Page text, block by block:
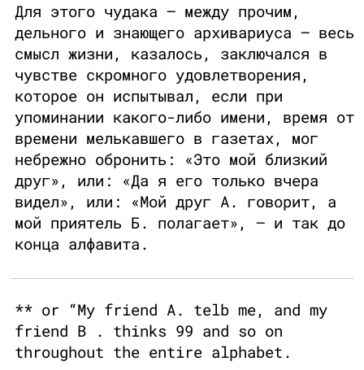
Для этого чудака — между прочим,
дельного и знающего архивариуса — весь
смысл жизни, казалось, заключался в
чувстве скромного удовлетворения,
которое он испытывал, если при
упоминании какого-либо имени, время от
времени мелькавшего в газетах, мог
небрежно обронить: «Это мой близкий
друг», или: «Да я его только вчера
видел», или: «Мой друг А. говорит, а
мой приятель Б. полагает», — и так до
конца алфавита.
** or “My friend A. telb me, and my
friend B . thinks 99 and so on
throughout the entire alphabet.